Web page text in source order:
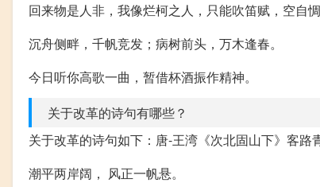
回来物是人非，我像烂柯之人，只能吹笛赋，空自惆
沉舟侧畔，千帆竞发；病树前头，万木逢春。
今日听你高歌一曲，暂借杯酒振作精神。
关于改革的诗句有哪些？
关于改革的诗句如下：唐-王湾《次北固山下》客路
潮平两岸阔， 风正一帆悬。